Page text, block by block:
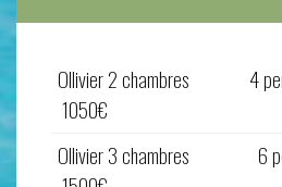
Ollivier 2
1050€
Ollivier 3